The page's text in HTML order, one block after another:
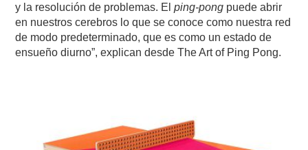
y la resolución de problemas. Elping-pong puede abrir
en nuestros cerebros lo que se conoce como nuestra red
de modo predeterminado, que es como un estado de
ensueño diurno”, explican desde The Art of Ping Pong.